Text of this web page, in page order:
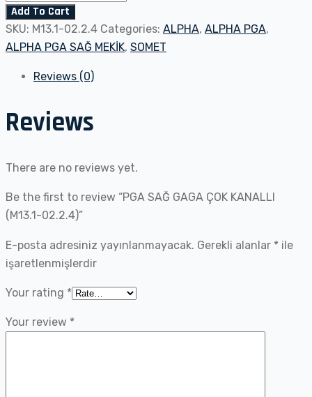
SAĞ
GAGA
ÇOK
(M13.1-
quantity
Add To Cart
SKU: M13.1-02.2.4 Categories: ALPHA, ALPHA PGA,
ALPHA PGA SAĞ MEKİK, SOMET
Reviews (0)
Reviews
There are no reviews yet.
Be the first to review “PGA SAĞ GAGA ÇOK KANALLI
(M13.1-02.2.4)”
E-posta adresiniz yayınlanmayacak. Gerekli alanlar * ile
işaretlenmişlerdir
Your rating *
Your review *